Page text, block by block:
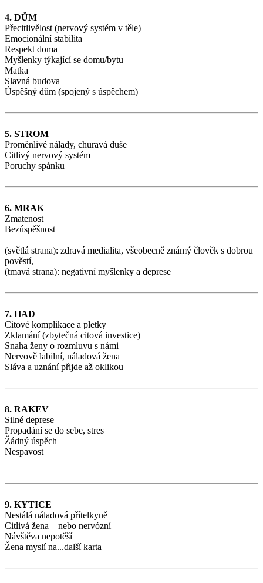
4. DŮM
Přecitlivělost (nervový systém v těle)
Emocionální stabilita
Respekt doma
Myšlenky týkající se domu/bytu
Matka
Slavná budova
Úspěšný dům (spojený s úspěchem)
5. STROM
Proměnlivé nálady, churavá duše
Citlivý nervový systém
Poruchy spánku
6. MRAK
Zmatenost
Bezúspěšnost
(světlá strana): zdravá medialita, všeobecně známý člověk s dobrou
pověstí,
(tmavá strana): negativní myšlenky a deprese
7. HAD
Citové komplikace a pletky
Zklamání (zbytečná citová investice)
Snaha ženy o rozmluvu s námi
Nervově labilní, náladová žena
Sláva a uznání přijde až oklikou
8. RAKEV
Silné deprese
Propadání se do sebe, stres
Žádný úspěch
Nespavost
9. KYTICE
Nestálá náladová přítelkyně
Citlivá žena – nebo nervózní
Návštěva nepotěší
Žena myslí na...další karta